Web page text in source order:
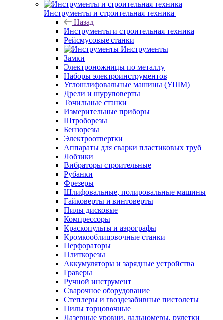
Инструменты и строительная техника
Назад
Инструменты и строительная техника
Рейсмусовые станки
Инструменты
Замки
Электроножницы по металлу
Наборы электроинструментов
Углошлифовальные машины (УШМ)
Дрели и шуруповерты
Точильные станки
Измерительные приборы
Штроборезы
Бензорезы
Электроотвертки
Аппараты для сварки пластиковых труб
Лобзики
Вибраторы строительные
Рубанки
Фрезеры
Шлифовальные, полировальные машины
Гайковерты и винтоверты
Пилы дисковые
Компрессоры
Краскопульты и аэрографы
Кромкооблицовочные станки
Перфораторы
Плиткорезы
Аккумуляторы и зарядные устройства
Граверы
Ручной инструмент
Сварочное оборудование
Степлеры и гвоздезабивные пистолеты
Пилы торцовочные
Лазерные уровни, дальномеры, рулетки